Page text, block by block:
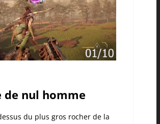
de nul homme
du plus gros rocher de la